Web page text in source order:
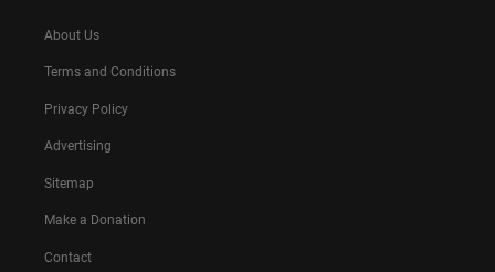
About Us
Terms and Conditions
Privacy Policy
Advertising
Sitemap
Make a Donation
Contact